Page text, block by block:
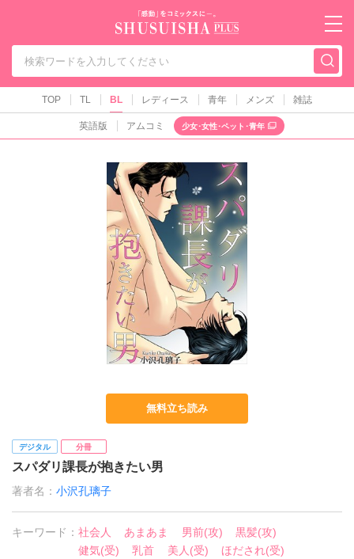
秋水社PLUS（テ
TOP TL BL レディース 青年 メンズ 雑誌
英語版 アムコミ 少女･女性･ペット･青年
無料立ち読み
デジタル 分冊
スパダリ課長が抱きたい男
著者名：小沢孔璃子
キーワード：社会人 あまあま 男前(攻)
黒髪(攻)
健気(受)
乳首 美人(受)
ほだされ(受)